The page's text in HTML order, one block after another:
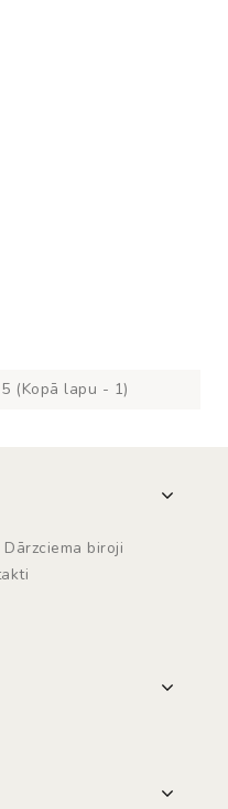
(Kopā lapu - 1)
biroji